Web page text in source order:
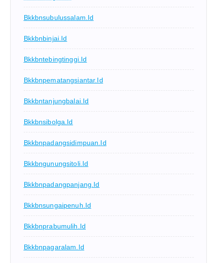
Bkkbnsubulussalam.id
Bkkbnbinjai.id
Bkkbntebingtinggi.id
Bkkbnpematangsiantar.id
Bkkbntanjungbalai.id
Bkkbnsibolga.id
Bkkbnpadangsidimpuan.id
Bkkbngunungsitoli.id
Bkkbnpadangpanjang.id
Bkkbnsungaipenuh.id
Bkkbnprabumulih.id
Bkkbnpagaralam.id